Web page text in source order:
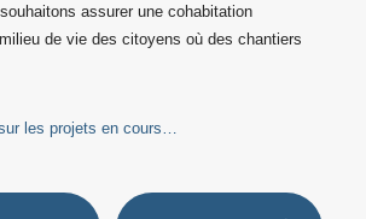
assurer une cohabitation
de vie des citoyens où des chantiers
les projets en cours…